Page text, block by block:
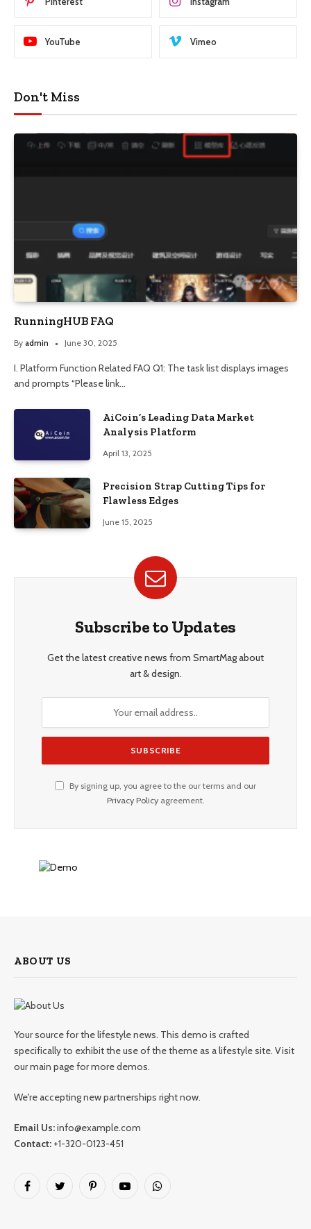
YouTube Vimeo
Don't Miss
RunningHUB FAQ
By admin June 30, 2025
I. Platform Function Related FAQ Q1: The task list displays images
and prompts “Please link…
AiCoin’s Leading Data Market
Analysis Platform
April 13, 2025
Precision Strap Cutting Tips for
Flawless Edges
June 15, 2025
Subscribe to Updates
Get the latest creative news from SmartMag about
art & design.
By signing up, you agree to the our terms and our
Privacy Policyagreement.
ABOUT US
Your source for the lifestyle news. This demo is crafted
specifically to exhibit the use of the theme as a lifestyle site. Visit
our main page for more demos.
We're accepting new partnerships right now.
Email Us:info@example.com
Contact: +1-320-0123-451
FacebookTwitter PinterestYouTubeWhatsApp